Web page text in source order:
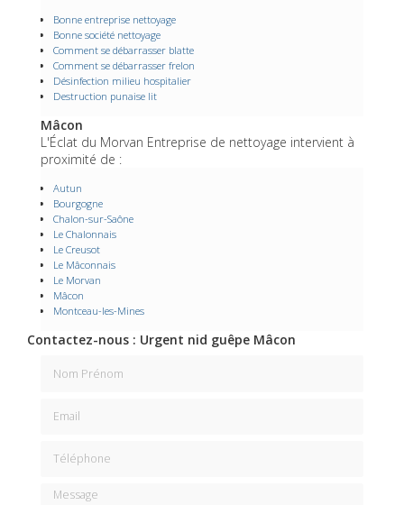
Bonne entreprise nettoyage
Bonne société nettoyage
Comment se débarrasser blatte
Comment se débarrasser frelon
Désinfection milieu hospitalier
Destruction punaise lit
Mâcon
L'Éclat du Morvan Entreprise de nettoyage intervient à
proximité de :
Autun
Bourgogne
Chalon-sur-Saône
Le Chalonnais
Le Creusot
Le Mâconnais
Le Morvan
Mâcon
Montceau-les-Mines
Contactez-nous : Urgent nid guêpe Mâcon
Message